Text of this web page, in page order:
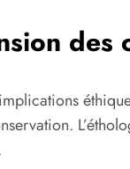
des